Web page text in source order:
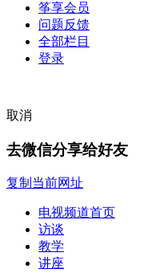
筝享会员
问题反馈
全部栏目
登录
取消
去微信分享给好友
复制当前网址
电视频道首页
访谈
教学
讲座